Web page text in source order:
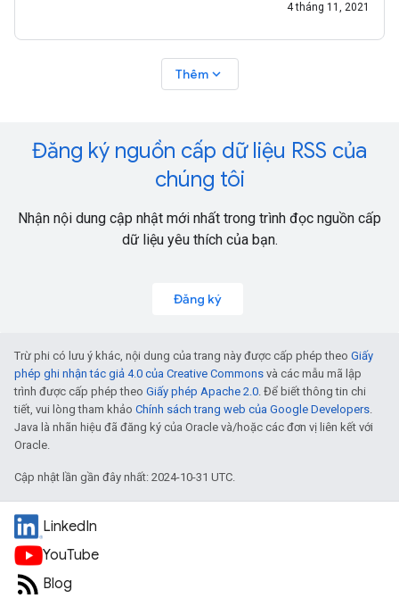
4 tháng 11, 2021
Thêmexpand_more
Đăng ký nguồn cấp dữ liệu RSS của
chúng tôi
Nhận nội dung cập nhật mới nhất trong trình đọc nguồn cấp
dữ liệu yêu thích của bạn.
Đăng ký
Trừ phi có lưu ý khác, nội dung của trang này được cấp phép theo Giấy
phép ghi nhận tác giả 4.0 của Creative Commons và các mẫu mã lập
trình được cấp phép theo Giấy phép Apache 2.0. Để biết thông tin chi
tiết, vui lòng tham khảo Chính sách trang web của Google Developers.
Java là nhãn hiệu đã đăng ký của Oracle và/hoặc các đơn vị liên kết với
Oracle.
Cập nhật lần gần đây nhất: 2024-10-31 UTC.
LinkedIn
YouTube
Blog